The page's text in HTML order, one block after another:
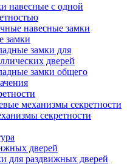
навесные с одной
навесные замки
замки
замки для
дверей
замки общего
механизмы секретности
секретности
дверей
для раздвижных дверей